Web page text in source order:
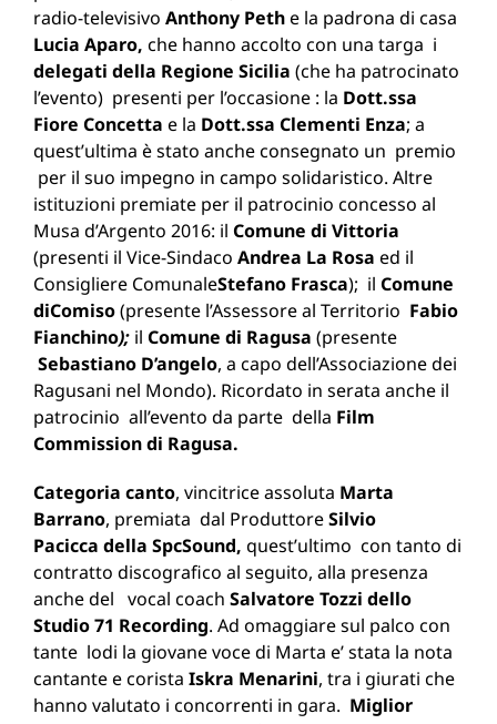
radio-televisivo Anthony Pethe la padrona di casa
Lucia Aparo, che hanno accolto con una targa i
delegati della Regione Sicilia (che ha patrocinato
l’evento) presenti per l’occasione : la Dott.ssa
Fiore Concetta e la Dott.ssa Clementi Enza; a
quest’ultima è stato anche consegnato un premio
per il suo impegno in campo solidaristico. Altre
istituzioni premiate per il patrocinio concesso al
Musa d’Argento 2016: il Comune di Vittoria
(presenti il Vice-Sindaco Andrea La Rosa ed il
Consigliere ComunaleStefano Frasca); il Comune
diComiso(presente l’Assessore al Territorio Fabio
Fianchino); il Comune di Ragusa (presente
Sebastiano D’angelo, a capo dell’Associazione dei
Ragusani nel Mondo). Ricordato in serata anche il
patrocinio all’evento da parte della Film
Commission di Ragusa.
Categoria canto, vincitrice assoluta Marta
Barrano, premiata dal ProduttoreSilvio
Pacicca della SpcSound, quest’ultimo con tanto di
contratto discografico al seguito, alla presenza
anche del vocal coach Salvatore Tozzi dello
Studio 71 Recording. Ad omaggiare sul palco con
tante lodi la giovane voce di Marta e’ stata la nota
cantante e corista Iskra Menarini, tra i giurati che
hanno valutato i concorrenti in gara. Miglior